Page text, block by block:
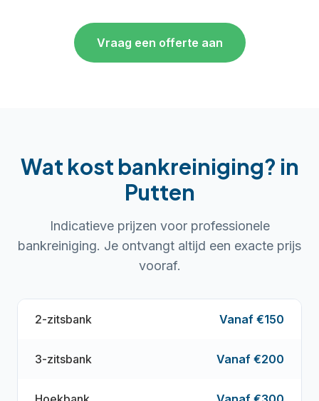
Vraag een offerte aan
Wat kost bankreiniging? in
Putten
Indicatieve prijzen voor professionele
bankreiniging. Je ontvangt altijd een exacte prijs
vooraf.
2-zitsbank Vanaf €150
3-zitsbank Vanaf €200